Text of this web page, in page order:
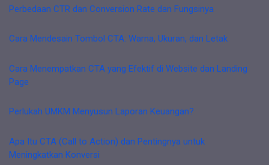
Perbedaan CTR dan Conversion Rate dan Fungsinya
Cara Mendesain Tombol CTA: Warna, Ukuran, dan Letak
Cara Menempatkan CTA yang Efektif di Website dan Landing
Page
Perlukah UMKM Menyusun Laporan Keuangan?
Apa Itu CTA (Call to Action) dan Pentingnya untuk
Meningkatkan Konversi